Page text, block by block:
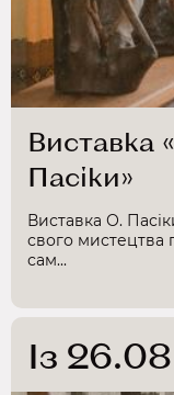
Виставка
Пасіки»
Виставка О.
свого мистецтва
сам...
Із 26.08